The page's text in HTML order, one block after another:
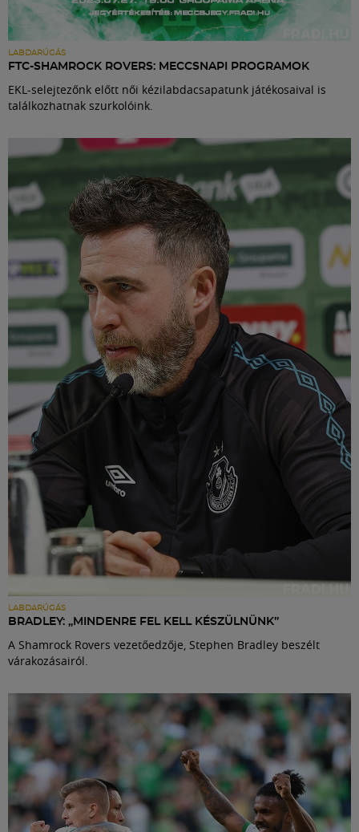
LABDARÚGÁS
FTC-SHAMROCK ROVERS: MECCSNAPI PROGRAMOK
EKL-selejtezőnk előtt női kézilabdacsapatunk játékosaival is
találkozhatnak szurkolóink.
LABDARÚGÁS
BRADLEY: „MINDENRE FEL KELL KÉSZÜLNÜNK”
A Shamrock Rovers vezetőedzője, Stephen Bradley beszélt
várakozásairól.